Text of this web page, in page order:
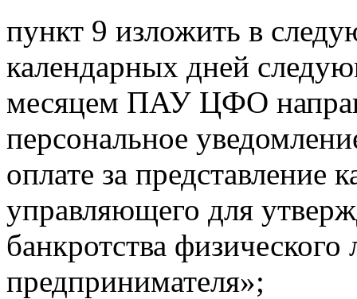
пункт 9 изложить в
календарных дней
месяцем ПАУ ЦФО
персональное
оплате за представление
управляющего для
банкротства
предпринимателя»;